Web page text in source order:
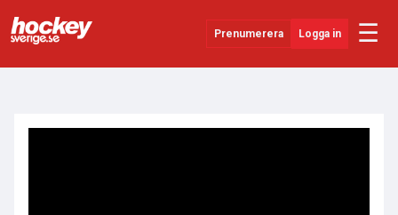
Prenumerera Logga in ☰